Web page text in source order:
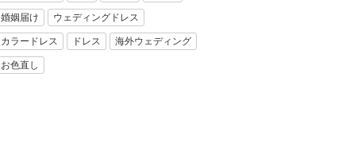
婚姻届け ウェディングドレス
カラードレス ドレス 海外ウェディング
お色直し